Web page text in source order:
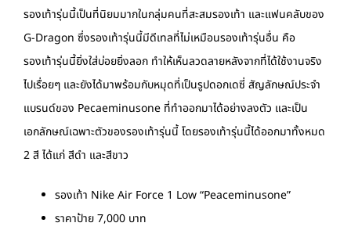
รองเท้ารุ่นนี้เป็นที่นิยมมากในกลุ่มคนที่สะสมรองเท้า และแฟนคลับของ
G-Dragon ซึ่งรองเท้ารุ่นนี้มีดีเทลที่ไม่เหมือนรองเท้ารุ่นอื่น คือ
รองเท้ารุ่นนี้ยิ่งใส่บ่อยยิ่งลอก ทำให้เห็นลวดลายหลังจากที่ได้ใช้งานจริง
ไปเรื่อยๆ และยังได้มาพร้อมกับหมุดที่เป็นรูปดอกเดซี่ สัญลักษณ์ประจำ
แบรนด์ของ Pecaeminusone ที่ทำออกมาได้อย่างลงตัว และเป็น
เอกลักษณ์เฉพาะตัวของรองเท้ารุ่นนี้ โดยรองเท้ารุ่นนี้ได้ออกมาทั้งหมด
2 สี ได้แก่ สีดำ และสีขาว
รองเท้า Nike Air Force 1 Low “Peaceminusone”
ราคาป้าย 7,000 บาท